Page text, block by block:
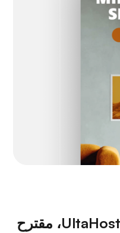
احصل على نطاقك من UltaHost، مقترح